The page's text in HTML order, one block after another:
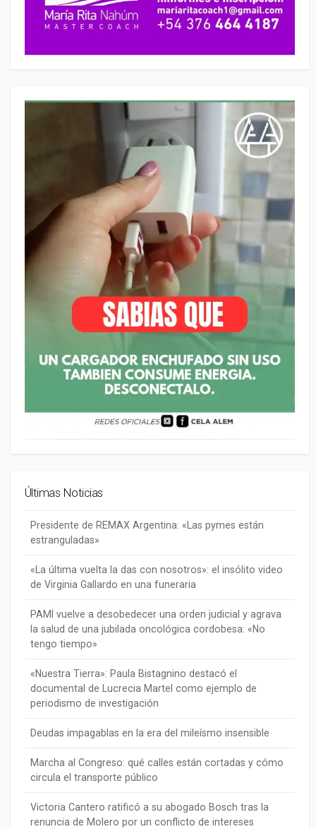
Últimas Noticias
Presidente de REMAX Argentina: «Las pymes están
estranguladas»
«La última vuelta la das con nosotros»: el insólito video
de Virginia Gallardo en una funeraria
PAMI vuelve a desobedecer una orden judicial y agrava
la salud de una jubilada oncológica cordobesa: «No
tengo tiempo»
«Nuestra Tierra»: Paula Bistagnino destacó el
documental de Lucrecia Martel como ejemplo de
periodismo de investigación
Deudas impagablas en la era del mileísmo insensible
Marcha al Congreso: qué calles están cortadas y cómo
circula el transporte público
Victoria Cantero ratificó a su abogado Bosch tras la
renuncia de Molero por un conflicto de intereses